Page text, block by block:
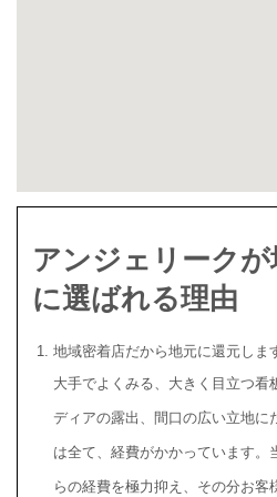
アンジェリーク
に選ばれる理由
地域密着店だから地元に還元しま
大手でよくみる、大きく目立つ看
ディアの露出、間口の広い立地に
は全て、経費がかかっています。
らの経費を極力抑え、その分お